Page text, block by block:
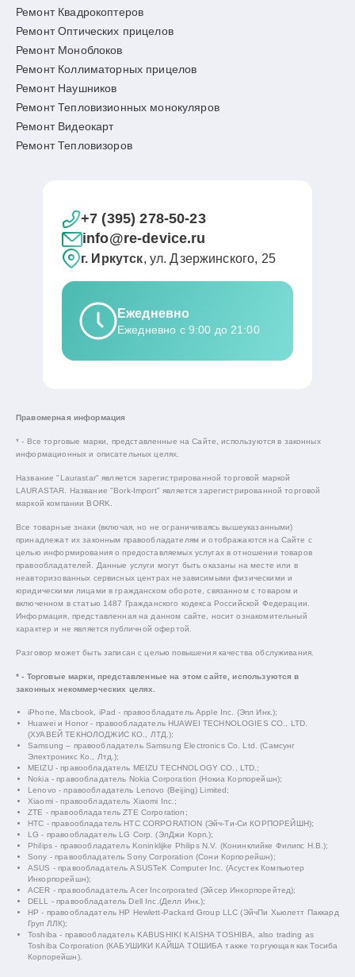
Ремонт Квадрокоптеров
Ремонт Оптических прицелов
Ремонт Моноблоков
Ремонт Коллиматорных прицелов
Ремонт Наушников
Ремонт Тепловизионных монокуляров
Ремонт Видеокарт
Ремонт Тепловизоров
+7 (395) 278-50-23
info@re-device.ru
г. Иркутск, ул. Дзержинского, 25
Ежедневно
Ежедневно с 9:00 до 21:00
Правомерная информация
* - Все торговые марки, представленные на Сайте, используются в законных
информационных и описательных целях.
Название "Laurastar" является зарегистрированной торговой маркой
LAURASTAR. Название "Bork-Import" является зарегистрированной торговой
маркой компании BORK.
Все товарные знаки (включая, но не ограничиваясь вышеуказанными)
принадлежат их законным правообладателям и отображаются на Сайте с
целью информирования о предоставляемых услугах в отношении товаров
правообладателей. Данные услуги могут быть оказаны на месте или в
неавторизованных сервисных центрах независимыми физическими и
юридическими лицами в гражданском обороте, связанном с товаром и
включенном в статью 1487 Гражданского кодекса Российской Федерации.
Информация, представленная на данном сайте, носит ознакомительный
характер и не является публичной офертой.
Разговор может быть записан с целью повышения качества обслуживания.
* - Торговые марки, представленные на этом сайте, используются в
законных некоммерческих целях.
iPhone, Macbook, iPad - правообладатель Apple Inc. (Эпл Инк.);
Huawei и Honor - правообладатель HUAWEI TECHNOLOGIES CO., LTD.
(ХУАВЕЙ ТЕКНОЛОДЖИС КО., ЛТД.);
Samsung – правообладатель Samsung Electronics Co. Ltd. (Самсунг
Электроникс Ко., Лтд.);
MEIZU - правообладатель MEIZU TECHNOLOGY CO., LTD.;
Nokia - правообладатель Nokia Corporation (Нокиа Корпорейшн);
Lenovo - правообладатель Lenovo (Beijing) Limited;
Xiaomi - правообладатель Xiaomi Inc.;
ZTE - правообладатель ZTE Corporation;
HTC - правообладатель HTC CORPORATION (Эйч-Ти-Си КОРПОРЕЙШН);
LG - правообладатель LG Corp. (ЭлДжи Корп.);
Philips - правообладатель Koninklijke Philips N.V. (Конинклийке Филипс Н.В.);
Sony - правообладатель Sony Corporation (Сони Корпорейшн);
ASUS - правообладатель ASUSTeK Computer Inc. (Асустек Компьютер
Инкорпорейшн);
ACER - правообладатель Acer Incorporated (Эйсер Инкорпорейтед);
DELL - правообладатель Dell Inc.(Делл Инк.);
HP - правообладатель HP Hewlett-Packard Group LLC (ЭйчПи Хьюлетт Паккард
Груп ЛЛК);
Toshiba - правообладатель KABUSHIKI KAISHA TOSHIBA, also trading as
Toshiba Corporation (КАБУШИКИ КАЙША ТОШИБА также торгующая как Тосиба
Корпорейшн).